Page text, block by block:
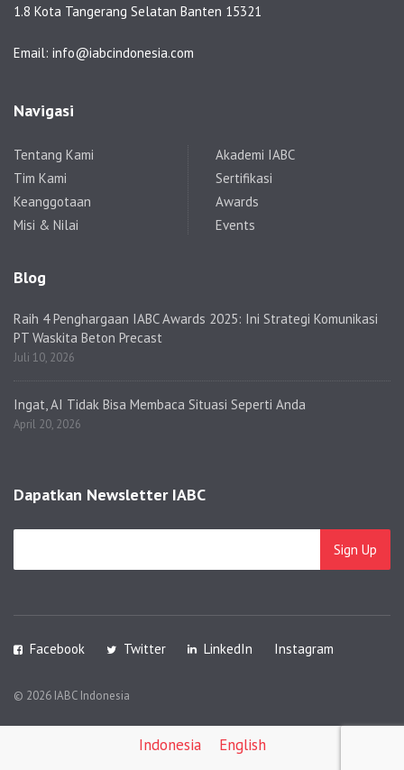
1.8 Kota Tangerang Selatan Banten 15321
Email: info@iabcindonesia.com
Navigasi
Tentang Kami
Tim Kami
Keanggotaan
Misi & Nilai
Akademi IABC
Sertifikasi
Awards
Events
Blog
Raih 4 Penghargaan IABC Awards 2025: Ini Strategi Komunikasi
PT Waskita Beton Precast
Juli 10, 2026
Ingat, AI Tidak Bisa Membaca Situasi Seperti Anda
April 20, 2026
Dapatkan Newsletter IABC
Facebook Twitter LinkedIn Instagram
© 2026 IABC Indonesia
Indonesia English